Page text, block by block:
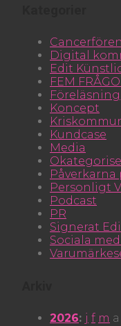
Digital
Edit
FEM
Föreläsning
Koncept
Kundcase
Media
Påverkarna
Personligt
Podcast
PR
Signerat
Sociala
2026: j f m a